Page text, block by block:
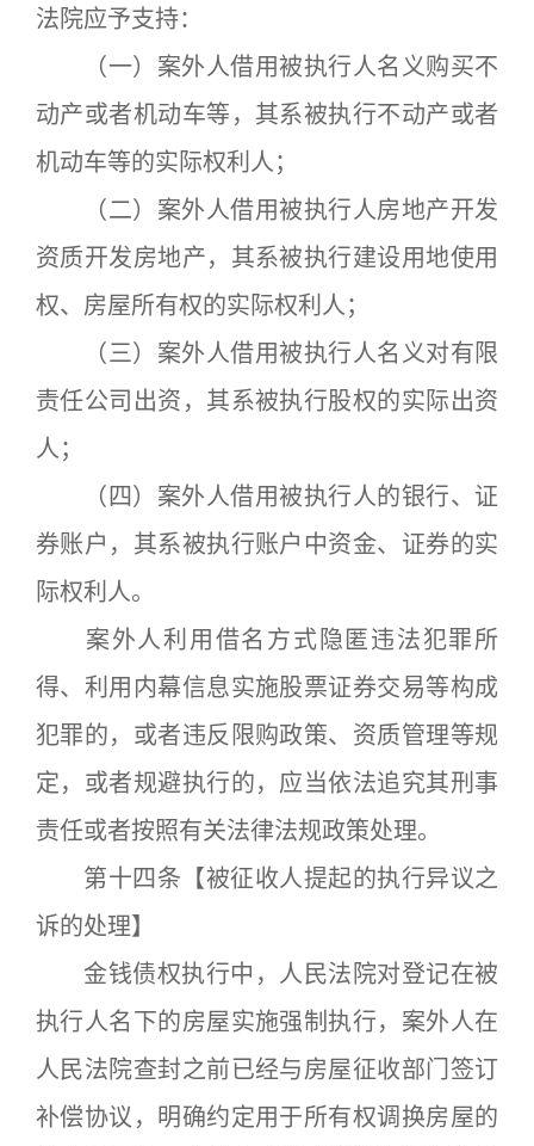
法院应予支持：
（一）案外人借用被执行人名义购买不
动产或者机动车等，其系被执行不动产或者
机动车等的实际权利人；
（二）案外人借用被执行人房地产开发
资质开发房地产，其系被执行建设用地使用
权、房屋所有权的实际权利人；
（三）案外人借用被执行人名义对有限
责任公司出资，其系被执行股权的实际出资
人；
（四）案外人借用被执行人的银行、证
券账户，其系被执行账户中资金、证券的实
际权利人。
案外人利用借名方式隐匿违法犯罪所
得、利用内幕信息实施股票证券交易等构成
犯罪的，或者违反限购政策、资质管理等规
定，或者规避执行的，应当依法追究其刑事
责任或者按照有关法律法规政策处理。
第十四条【被征收人提起的执行异议之
诉的处理】
金钱债权执行中，人民法院对登记在被
执行人名下的房屋实施强制执行，案外人在
人民法院查封之前已经与房屋征收部门签订
补偿协议，明确约定用于所有权调换房屋的